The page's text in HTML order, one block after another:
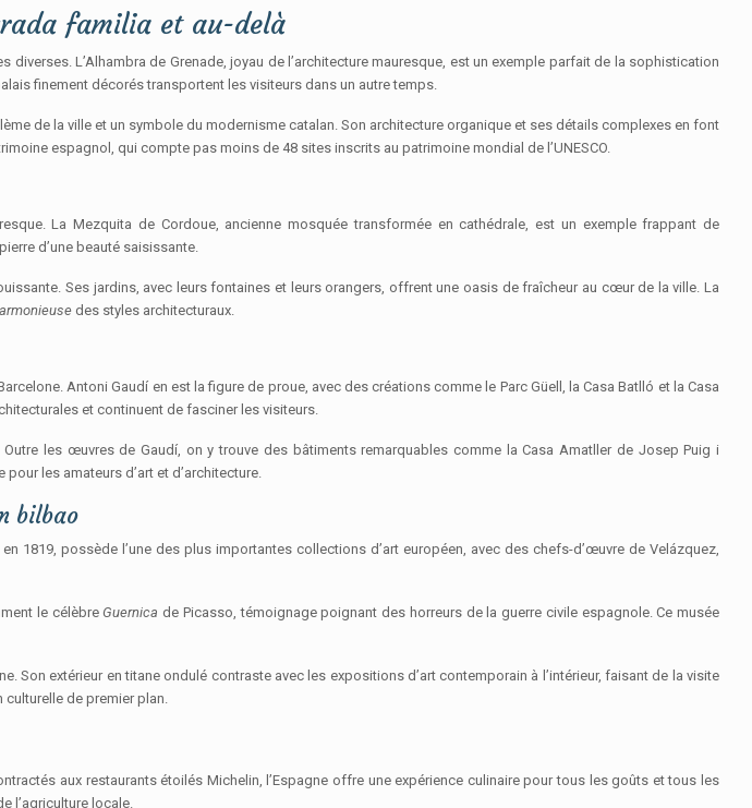
familia et au-delà
L’Alhambra de Grenade, joyau de l’architecture mauresque, est un exemple parfait de la sophistication
finement décorés transportent les visiteurs dans un autre temps.
de la ville et un symbole du modernisme catalan. Son architecture organique et ses détails complexes en font
espagnol, qui compte pas moins de 48 sites inscrits au patrimoine mondial de l’UNESCO.
La Mezquita de Cordoue, ancienne mosquée transformée en cathédrale, est un exemple frappant de
d’une beauté saisissante.
Ses jardins, avec leurs fontaines et leurs orangers, offrent une oasis de fraîcheur au cœur de la ville. La
des styles architecturaux.
Antoni Gaudí en est la figure de proue, avec des créations comme le Parc Güell, la Casa Batlló et la Casa
et continuent de fasciner les visiteurs.
les œuvres de Gaudí, on y trouve des bâtiments remarquables comme la Casa Amatller de Josep Puig i
les amateurs d’art et d’architecture.
bilbao
1819, possède l’une des plus importantes collections d’art européen, avec des chefs-d’œuvre de Velázquez,
le célèbreGuernica de Picasso, témoignage poignant des horreurs de la guerre civile espagnole. Ce musée
Son extérieur en titane ondulé contraste avec les expositions d’art contemporain à l’intérieur, faisant de la visite
culturelle de premier plan.
aux restaurants étoilés Michelin, l’Espagne offre une expérience culinaire pour tous les goûts et tous les
l’agriculture locale.